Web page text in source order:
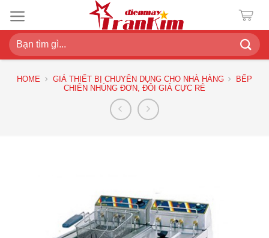
đến
nội
dung
Search
for:
HOME GIÁ THIẾT BỊ CHUYÊN DỤNG CHO NHÀ HÀNG
BẾP
CHIÊN NHÚNG ĐƠN, ĐÔI GIÁ CỰC RẺ